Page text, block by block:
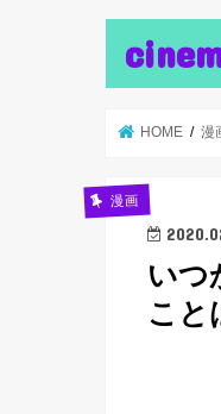
HOME 漫
漫画
いつ
こと